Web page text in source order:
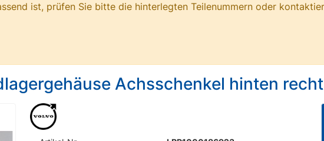
ist, prüfen Sie bitte die hinterlegten Teilenummern oder
Achsschenkel hinten